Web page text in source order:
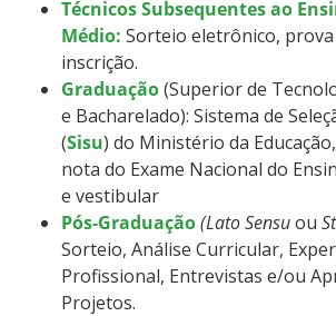
Técnicos Subsequentes ao
Médio: Sorteio eletrônico,
inscrição.
Graduação(Superior de
e Bacharelado): Sistema de
(Sisu) do Ministério da
nota do Exame Nacional do
e vestibular
Pós-Graduação(Lato Sensuou
Sorteio, Análise Curricular,
Profissional, Entrevistas e/ou
Projetos.